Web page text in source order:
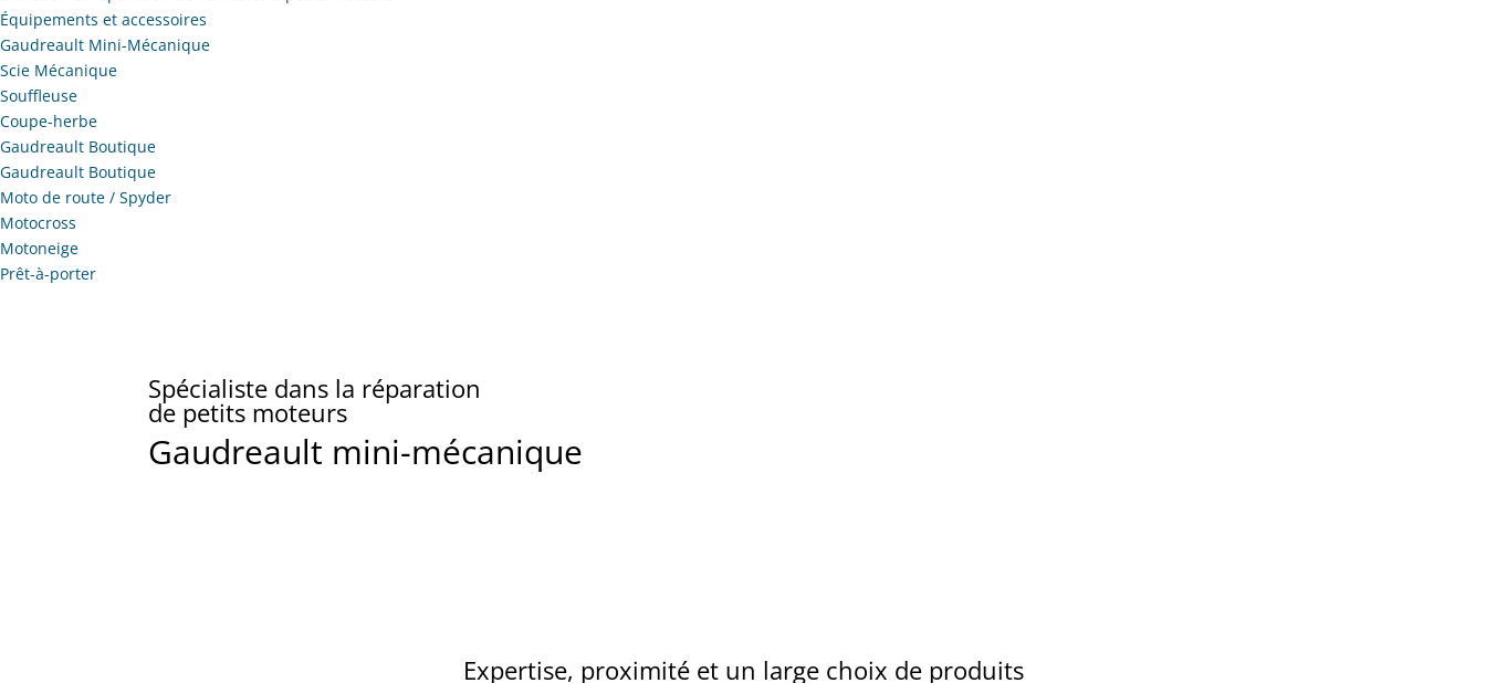
Équipements et accessoires
Gaudreault Mini-Mécanique
Scie Mécanique
Souffleuse
Coupe-herbe
Gaudreault Boutique
Gaudreault Boutique
Moto de route / Spyder
Motocross
Motoneige
Prêt-à-porter
Spécialiste dans la réparation
de petits moteurs
Gaudreault mini-mécanique
Expertise, proximité et un large choix de produits